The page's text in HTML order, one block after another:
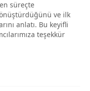
süreçte
ve ilk
anlatı. Bu keyifli
teşekkür